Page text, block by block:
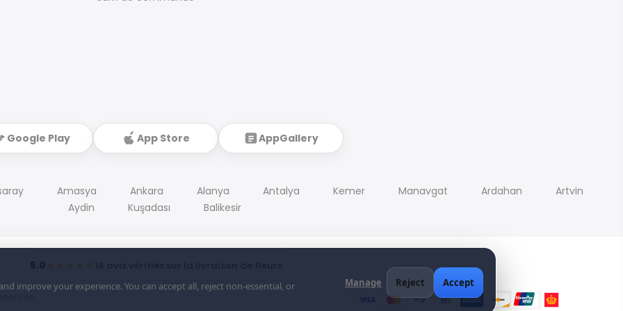
improve your experience. You can accept all, reject non-essential, or
Manage Reject Accept
Google Play App Store AppGallery
Amasya Ankara Alanya Antalya Kemer Manavgat Ardahan
Artvin
Aydin
Kuşadası Balikesir
★★★★★